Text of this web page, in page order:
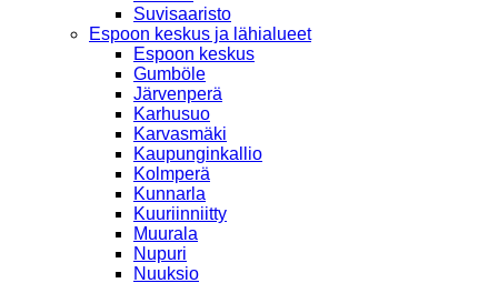
Suvisaaristo
Espoon keskus ja lähialueet
Espoon keskus
Gumböle
Järvenperä
Karhusuo
Karvasmäki
Kaupunginkallio
Kolmperä
Kunnarla
Kuuriinniitty
Muurala
Nupuri
Nuuksio